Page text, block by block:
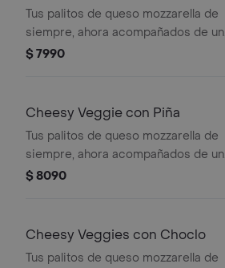
Verde
Tus palitos de queso mozzarella de
siempre, ahora acompañados de un
vegetal o shot a tu elección.
$ 7990
Cheesy Veggie con Piña
Tus palitos de queso mozzarella de
siempre, ahora acompañados de un
vegetal o shot a tu elección.
$ 8090
Cheesy Veggies con Choclo
Tus palitos de queso mozzarella de